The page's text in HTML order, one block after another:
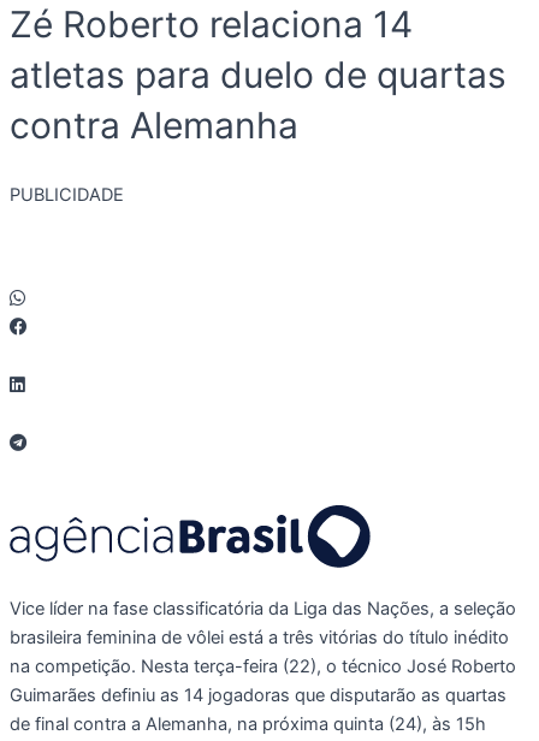
Zé Roberto relaciona 14
atletas para duelo de quartas
contra Alemanha
PUBLICIDADE
Vice líder na fase classificatória da Liga das Nações, a seleção
brasileira feminina de vôlei está a três vitórias do título inédito
na competição. Nesta terça-feira (22), o técnico José Roberto
Guimarães definiu as 14 jogadoras que disputarão as quartas
de final contra a Alemanha, na próxima quinta (24), às 15h